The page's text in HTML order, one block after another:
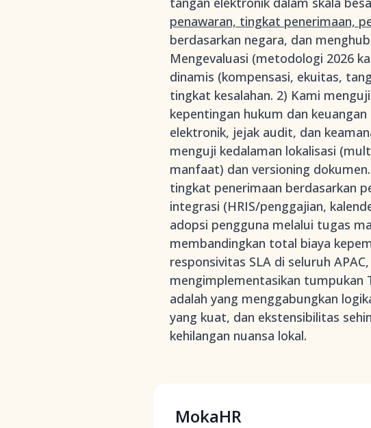
penawaran, tingkat penerimaan,
berdasarkan negara, dan
Mengevaluasi (metodologi 2026
dinamis (kompensasi, ekuitas,
tingkat kesalahan. 2) Kami
kepentingan hukum dan
elektronik, jejak audit, dan
menguji kedalaman lokalisasi
manfaat) dan versioning
tingkat penerimaan berdasarkan
integrasi (HRIS/penggajian,
adopsi pengguna melalui tugas
membandingkan total biaya
responsivitas SLA di seluruh
mengimplementasikan tumpukan
adalah yang menggabungkan
yang kuat, dan ekstensibilitas
kehilangan nuansa lokal.
MokaHR